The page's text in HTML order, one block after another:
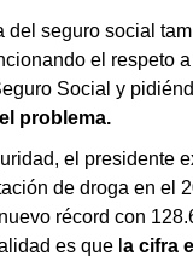
del seguro social
el respeto
Social y
problema.
el presidente
de droga en el
récord con
es que l a cifra